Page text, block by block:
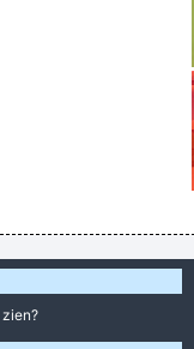
zien?